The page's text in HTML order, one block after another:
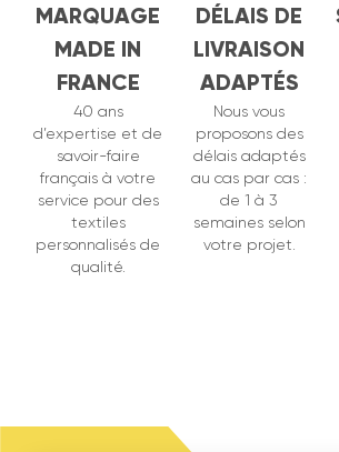
MARQUAGE
MADE IN
FRANCE
40 ans
d’expertise et de
savoir-faire
français à votre
service pour des
textiles
personnalisés de
qualité.
DÉLAIS DE
LIVRAISON
ADAPTÉS
Nous vous
proposons des
délais adaptés
au cas par cas :
de 1 à 3
semaines selon
votre projet.